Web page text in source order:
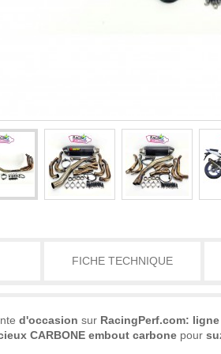
FICHE TECHNIQUE
d'occasion sur RacingPerf.com:
CARBONE embout carbone pour